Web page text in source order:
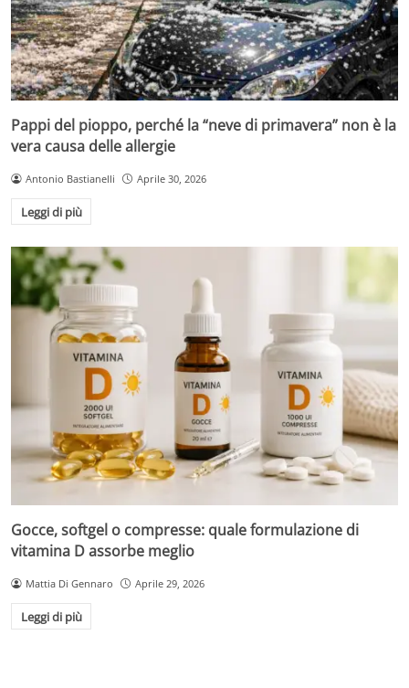
Pappi del pioppo, perché la “neve di primavera” non è la
vera causa delle allergie
Antonio Bastianelli Aprile 30, 2026
Leggi di più
Gocce, softgel o compresse: quale formulazione di
vitamina D assorbe meglio
Mattia Di Gennaro Aprile 29, 2026
Leggi di più